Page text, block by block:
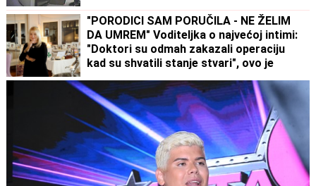
"PORODICI SAM PORUČILA - NE ŽELIM
DA UMREM" Voditeljka o najvećoj intimi:
"Doktori su odmah zakazali operaciju
kad su shvatili stanje stvari", ovo je
samo jednom pričala